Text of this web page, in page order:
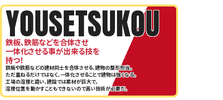
YOUSETSUKOU
鉄板、鉄筋などを合体させ
一体化させる事が出来る技を
持つ！
鉄板や鉄筋などの建材同士を合体させる、建物の整形担当。
ただ重ねるだけではなく、一体化させることで建物は強くなる。
工場の溶接と違い、建設では素材が巨大で、
溶接位置を動かすこともできないので高い技術が必要だ。